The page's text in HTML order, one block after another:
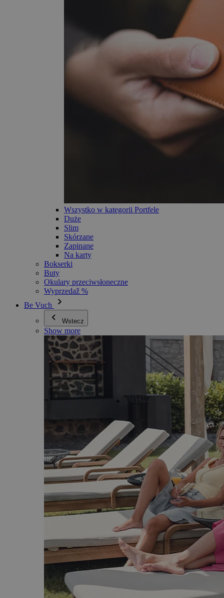
Wszystko w kategorii Portfele
Duże
Slim
Skórzane
Zapinane
Na karty
Bokserki
Buty
Okulary przeciwsłoneczne
Wyprzedaž %
Be Vuch
Wstecz
Show more